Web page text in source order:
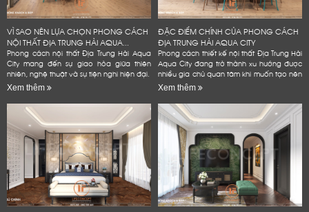
VÌ SAO NÊN LỰA CHỌN PHONG CÁCH
NỘI THẤT ĐỊA TRUNG HẢI AQUA...
Phong cách nội thất Địa Trung Hải Aqua
City mang đến sự giao hòa giữa thiên
nhiên, nghệ thuật và sự tiện nghi hiện đại.
Xem thêm
ĐẶC ĐIỂM CHÍNH CỦA PHONG CÁCH
ĐỊA TRUNG HẢI AQUA CITY
Phong cách thiết kế nội thất Địa Trung Hải
Aqua City đang trở thành xu hướng được
nhiều gia chủ quan tâm khi muốn tạo nên
không gian sống đẳng cấp
Xem thêm